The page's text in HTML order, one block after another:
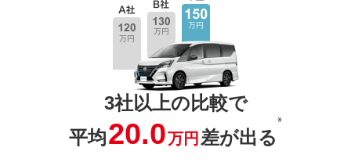
3社以上の比較で
平均20.0万円 差が出る
※